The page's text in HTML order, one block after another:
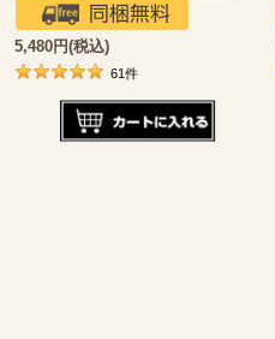
5,480円(税込)
61件